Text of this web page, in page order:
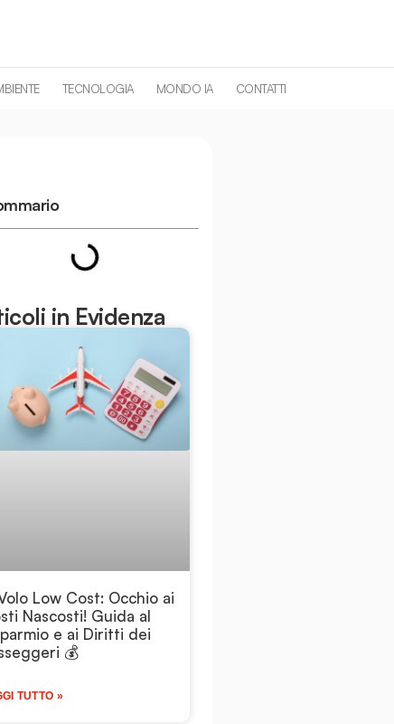
TECNOLOGIA MONDO IA CONTATTI
in Evidenza
Low Cost: Occhio ai
Nascosti! Guida al
e ai Diritti dei
💰
TUTTO »